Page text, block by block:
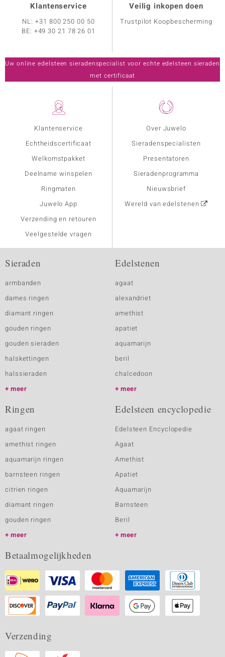
Klantenservice
Echtheidscertificaat
Welkomstpakket
Deelname winspelen
Ringmaten
Juwelo App
Verzending en retouren
Veelgestelde vragen
Over Juwelo
Sieradenspecialisten
Presentatoren
Sieradenprogramma
Nieuwsbrief
Wereld van edelstenen
Klantenservice
NL:+31 800 250 00 50
BE: +49 30 21 78 26 01
Veilig inkopen doen
Trustpilot Koopbescherming
Uw online edelsteen sieradenspecialist voor echte edelsteen sieraden
met certificaat
Sieraden
armbanden
dames ringen
diamant ringen
gouden ringen
gouden sieraden
halskettingen
halssieraden
meer
Edelstenen
agaat
alexandriet
amethist
apatiet
aquamarijn
beril
chalcedoon
meer
Ringen
agaat ringen
amethist ringen
aquamarijn ringen
barnsteen ringen
citrien ringen
diamant ringen
gouden ringen
meer
Edelsteen encyclopedie
Edelsteen Encyclopedie
Agaat
Amethist
Apatiet
Aquamarijn
Barnsteen
Beril
meer
Betaalmogelijkheden
Verzending